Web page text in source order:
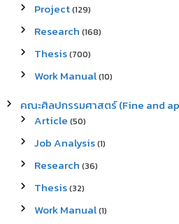
Project(129)
Research (168)
Thesis(700)
Work Manual(10)
คณะศิลปกรรมศาสตร์ (Fine and
Article (50)
Job Analysis(1)
Research (36)
Thesis(32)
Work Manual(1)